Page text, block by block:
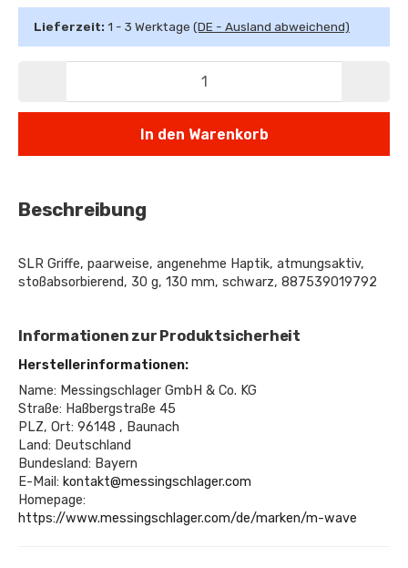
Lieferzeit: 1 - 3 Werktage (DE - Ausland abweichend)
In den Warenkorb
Beschreibung
SLR Griffe, paarweise, angenehme Haptik, atmungsaktiv,
stoßabsorbierend, 30 g, 130 mm, schwarz, 887539019792
Informationen zur Produktsicherheit
Herstellerinformationen:
Name: Messingschlager GmbH & Co. KG
Straße: Haßbergstraße 45
PLZ, Ort: 96148 , Baunach
Land: Deutschland
Bundesland: Bayern
E-Mail: kontakt@messingschlager.com
Homepage:
https://www.messingschlager.com/de/marken/m-wave